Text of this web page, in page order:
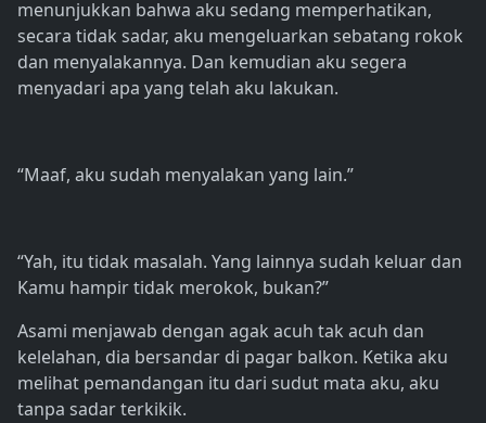
menunjukkan bahwa aku sedang memperhatikan,
secara tidak sadar, aku mengeluarkan sebatang rokok
dan menyalakannya. Dan kemudian aku segera
menyadari apa yang telah aku lakukan.
“Maaf, aku sudah menyalakan yang lain.”
“Yah, itu tidak masalah. Yang lainnya sudah keluar dan
Kamu hampir tidak merokok, bukan?”
Asami menjawab dengan agak acuh tak acuh dan
kelelahan, dia bersandar di pagar balkon. Ketika aku
melihat pemandangan itu dari sudut mata aku, aku
tanpa sadar terkikik.